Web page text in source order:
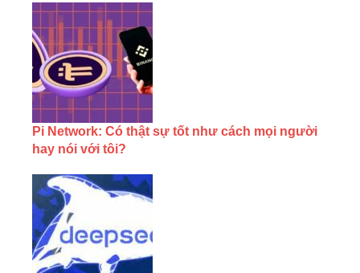
Pi Network: Có thật sự tốt như cách mọi người
hay nói với tôi?